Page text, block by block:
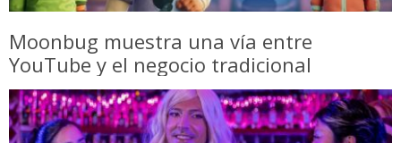
Moonbug muestra una vía entre
YouTube y el negocio tradicional